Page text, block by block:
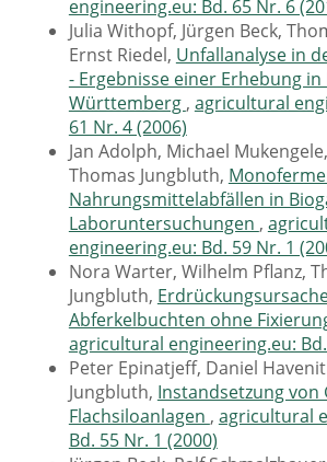
engineering.eu: Bd. 65 Nr. 6
Julia Withopf, Jürgen Beck,
Ernst Riedel, Unfallanalyse in
- Ergebnisse einer Erhebung in
Württemberg , agricultural
61 Nr. 4 (2006)
Jan Adolph, Michael
Thomas Jungbluth,
Nahrungsmittelabfällen in
Laboruntersuchungen ,
engineering.eu: Bd. 59 Nr. 1
Nora Warter, Wilhelm Pflanz,
Jungbluth,
Abferkelbuchten ohne
agricultural engineering.eu:
Peter Epinatjeff, Daniel
Jungbluth, Instandsetzung
Flachsiloanlagen , agricultural
Bd. 55 Nr. 1 (2000)